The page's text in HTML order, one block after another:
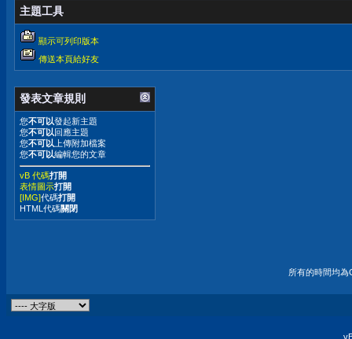
主題工具
顯示可列印版本
傳送本頁給好友
發表文章規則
您不可以發起新主題
您不可以 回應主題
您不可以 上傳附加檔案
您不可以編輯您的文章
vB 代碼打開
表情圖示打開
[IMG]代碼打開
HTML代碼關閉
所有的時間均為